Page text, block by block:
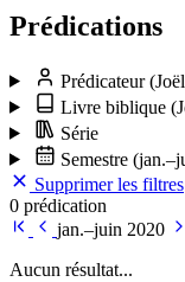
Prédications
Prédicateur
Livre biblique
Série
Semestre
Supprimer les filtres
0 prédication
jan.–juin 2020
Aucun résultat...